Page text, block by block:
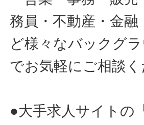
務員・不動産・金
ど様々なバックグ
でお気軽にご相談く
●大手求人サイトの